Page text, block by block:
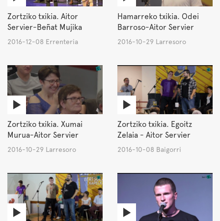
Zortziko txikia. Aitor
Servier-Beñat Mujika
2016-12-08 Errenteria
Hamarreko txikia. Odei
Barroso-Aitor Servier
2016-10-29 Larresoro
Zortziko txikia. Xumai
Murua-Aitor Servier
2016-10-29 Larresoro
Zortziko txikia. Egoitz
Zelaia - Aitor Servier
2016-10-08 Baigorri